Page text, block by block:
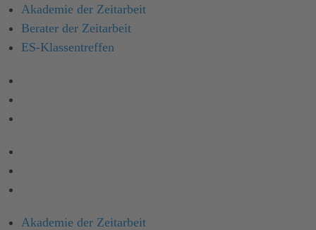
Akademie der Zeitarbeit
Berater der Zeitarbeit
ES-Klassen­treffen
Akademie der Zeitarbeit